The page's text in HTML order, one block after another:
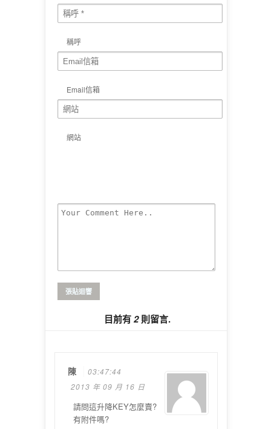
稱呼
Email信箱
網站
目前有2則留言.
陳
03:47:44
2013 年 09 月 16 日
請問這升降KEY怎麼賣?
有附件嗎?